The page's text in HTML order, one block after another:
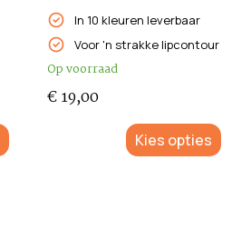
In 10 kleuren leverbaar
Voor 'n strakke lipcontour
Op voorraad
€19,00
Kies opties